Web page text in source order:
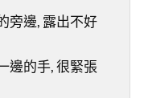
旁邊, 露出不好
邊的手, 很緊張